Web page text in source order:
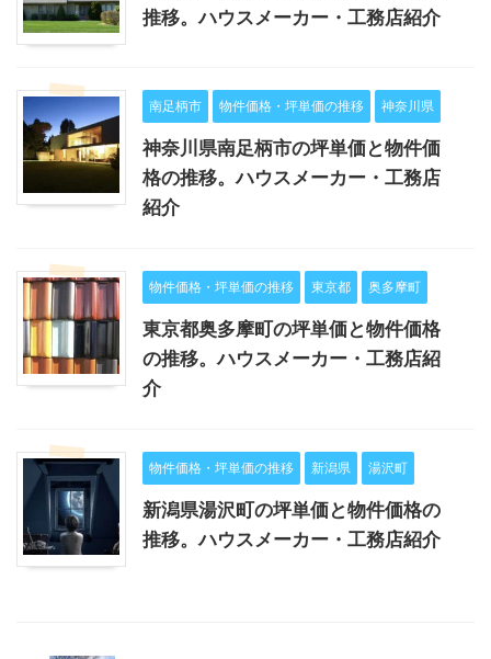
推移。ハウスメーカー・工務店紹介
南足柄市 物件価格・坪単価の推移 神奈川県
神奈川県南足柄市の坪単価と物件価
格の推移。ハウスメーカー・工務店
紹介
物件価格・坪単価の推移 東京都 奥多摩町
東京都奥多摩町の坪単価と物件価格
の推移。ハウスメーカー・工務店紹
介
物件価格・坪単価の推移 新潟県 湯沢町
新潟県湯沢町の坪単価と物件価格の
推移。ハウスメーカー・工務店紹介